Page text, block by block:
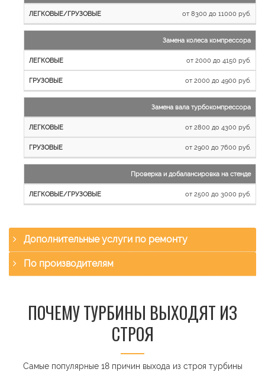
от 8300 до 11000 руб.
Замена колеса компрессора
от 2000 до 4150 руб.
от 2000 до 4900 руб.
Замена вала турбокомпрессора
от 2800 до 4300 руб.
от 2900 до 7600 руб.
Проверка и добалансировка на стенде
от 2500 до 3000 руб.
Дополнительные услуги по ремонту
По производителям
ПОЧЕМУ ТУРБИНЫ ВЫХОДЯТ ИЗ
СТРОЯ
Самые популярные 18 причин выхода из строя турбины